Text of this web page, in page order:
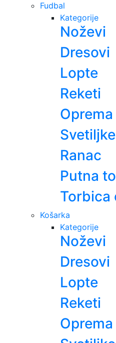
Fudbal
Kategorije
Noževi
Dresovi
Lopte
Reketi
Oprema
Svetiljke
Ranac
Putna
Torbica
Košarka
Kategorije
Noževi
Dresovi
Lopte
Reketi
Oprema